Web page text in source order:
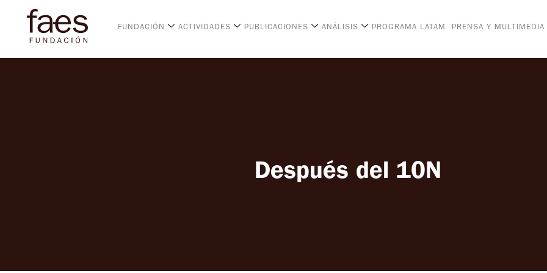
FUNDACIÓN ACTIVIDADES PUBLICACIONES ANÁLISIS PROGRAMA LATAM PRENSA Y MULTIMEDIA
Después del 10N